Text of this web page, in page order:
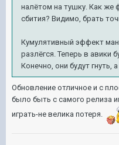
налётом на тушку. Как же
сбития? Видимо, брать
Кумулятивный эффект
разлёгся. Теперь в авики
Конечно, они будут гнуть,
Обновление отличное и с
было быть с самого релиза
играть-не велика потеря.